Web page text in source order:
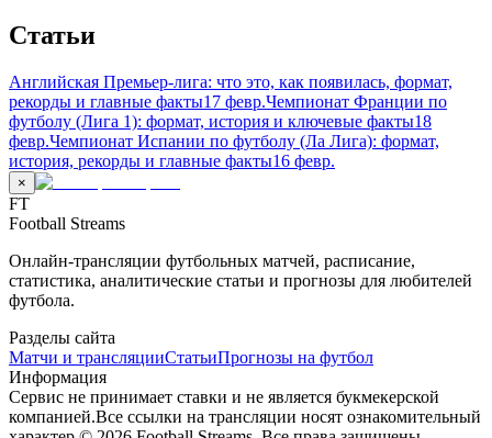
Статьи
Английская Премьер-лига: что это, как появилась, формат,
рекорды и главные факты17 февр.Чемпионат Франции по
футболу (Лига 1): формат, история и ключевые факты18
февр.Чемпионат Испании по футболу (Ла Лига): формат,
история, рекорды и главные факты16 февр.
×
FT
Football Streams
Онлайн-трансляции футбольных матчей, расписание,
статистика, аналитические статьи и прогнозы для любителей
футбола.
Разделы сайта
Матчи и трансляцииСтатьиПрогнозы на футбол
Информация
Сервис не принимает ставки и не является букмекерской
компанией.Все ссылки на трансляции носят ознакомительный